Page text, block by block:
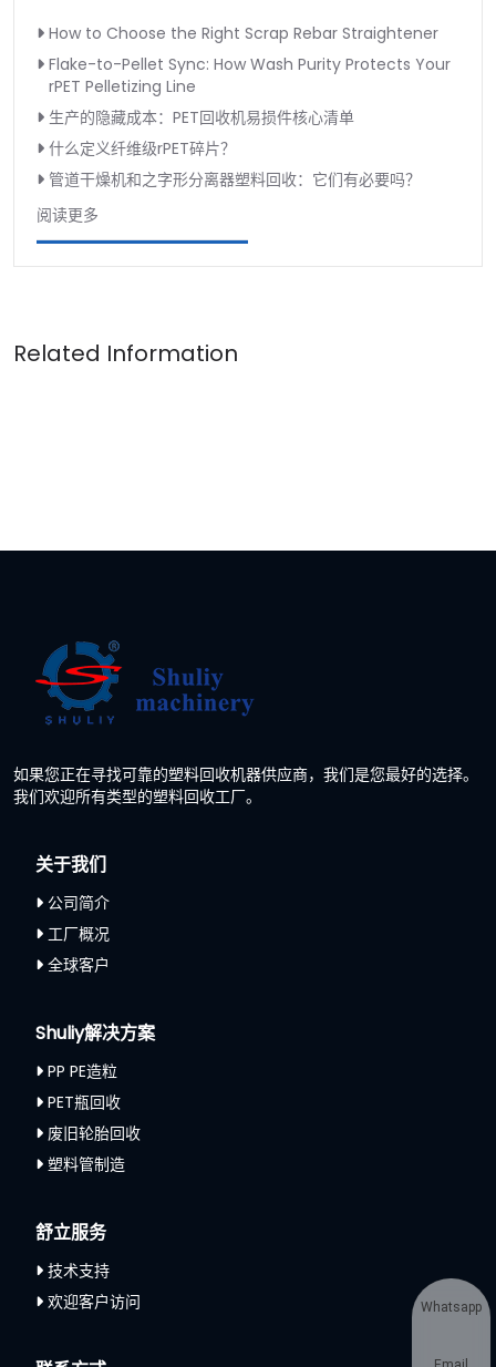
How to Choose the Right Scrap Rebar Straightener
Flake-to-Pellet Sync: How Wash Purity Protects Your
rPET Pelletizing Line
生产的隐藏成本：PET回收机易损件核心清单
什么定义纤维级rPET碎片？
管道干燥机和之字形分离器塑料回收：它们有必要吗？
阅读更多
如果您正在寻找可靠的塑料回收机器供应商，我们是您最好的选择。
我们欢迎所有类型的塑料回收工厂。
关于我们
公司简介
工厂概况
全球客户
Shuliy解决方案
PP PE造粒
PET瓶回收
废旧轮胎回收
塑料管制造
舒立服务
技术支持
欢迎客户访问
Whatsapp